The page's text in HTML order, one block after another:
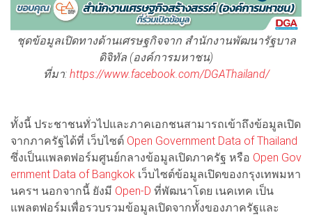
ชุดข้อมูลเปิดทางด้านเศรษฐกิจจาก สำนักงานพัฒนารัฐบาล
ดิจิทัล (องค์การมหาชน)
ที่มา: https://www.facebook.com/DGAThailand/
ทั้งนี้ ประชาชนทั่วไปและภาคเอกชนสามารถเข้าถึงข้อมูลเปิด
จากภาครัฐได้ที่ เว็บไซต์ Open Government Data of Thailand
ซึ่งเป็นแพลตฟอร์มศูนย์กลางข้อมูลเปิดภาครัฐ หรือ Open Gov
ernment Data of Bangkok เว็บไซต์ข้อมูลเปิดของกรุงเทพมหา
นครฯ นอกจากนี้ ยังมี Open-D ที่พัฒนาโดย เนคเทค เป็น
แพลตฟอร์มเพื่อรวบรวมข้อมูลเปิดจากทั้งของภาครัฐและ